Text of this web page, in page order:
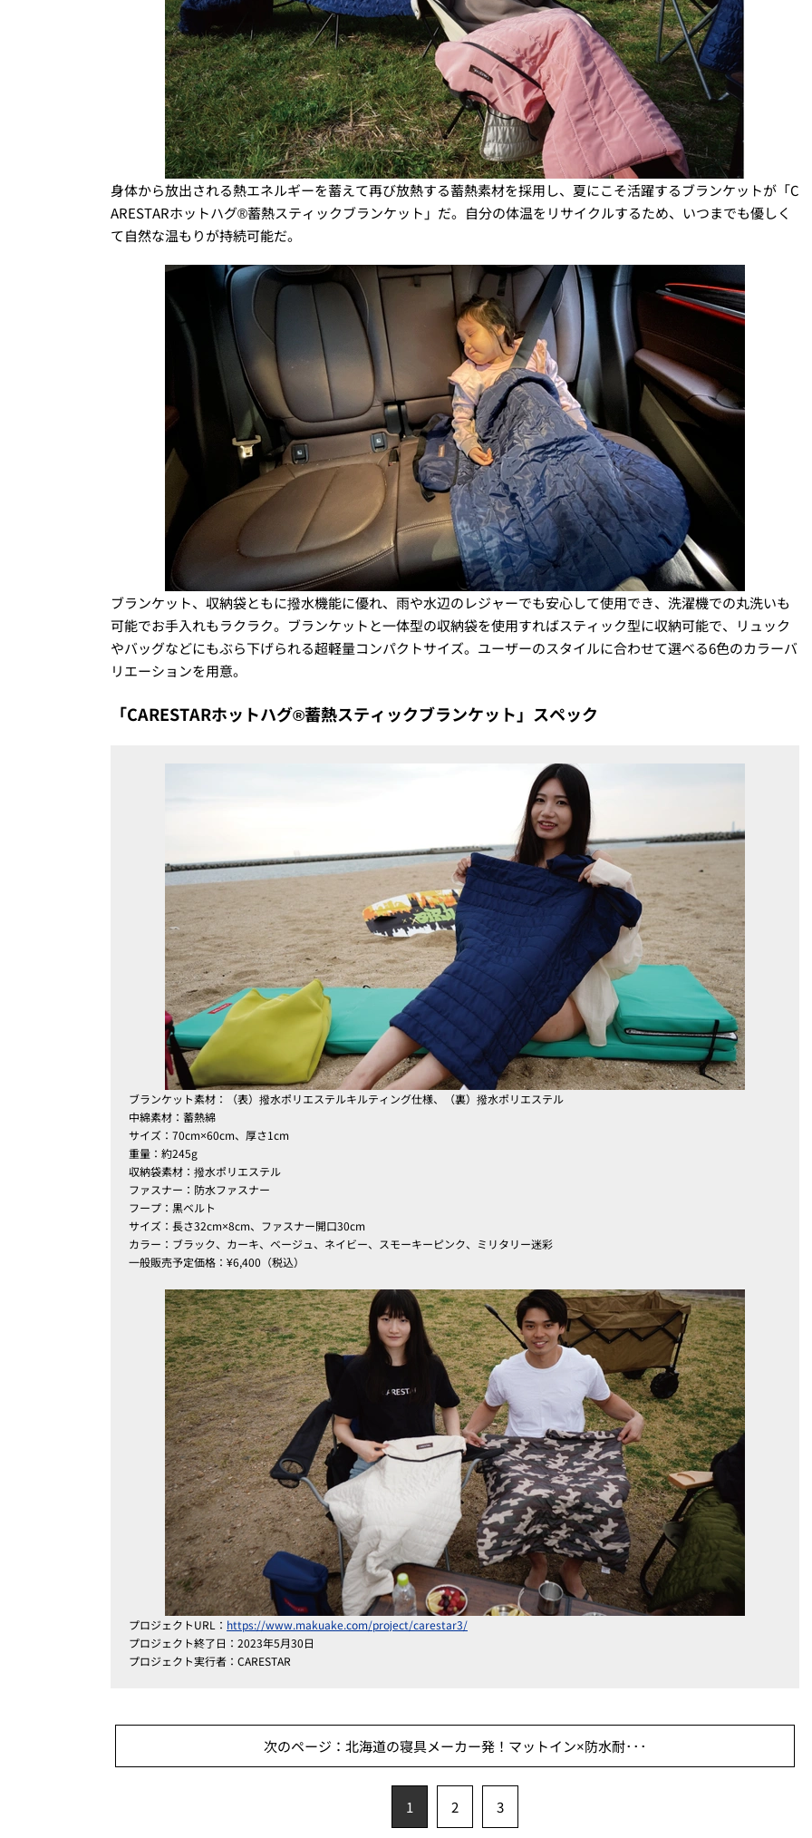
身体から放出される熱エネルギーを蓄えて再び放熱する蓄熱素材を採用し、夏にこそ活躍するブランケットが「C
ARESTARホットハグ®蓄熱スティックブランケット」だ。自分の体温をリサイクルするため、いつまでも優しく
て自然な温もりが持続可能だ。
ブランケット、収納袋ともに撥水機能に優れ、雨や水辺のレジャーでも安心して使用でき、洗濯機での丸洗いも
可能でお手入れもラクラク。ブランケットと一体型の収納袋を使用すればスティック型に収納可能で、リュック
やバッグなどにもぶら下げられる超軽量コンパクトサイズ。ユーザーのスタイルに合わせて選べる6色のカラーバ
リエーションを用意。
「CARESTARホットハグ®蓄熱スティックブランケット」スペック
ブランケット素材：（表）撥水ポリエステルキルティング仕様、（裏）撥水ポリエステル
中綿素材：蓄熱綿
サイズ：70cm×60cm、厚さ1cm
重量：約245g
収納袋素材：撥水ポリエステル
ファスナー：防水ファスナー
フープ：黒ベルト
サイズ：長さ32cm×8cm、ファスナー開口30cm
カラー：ブラック、カーキ、ベージュ、ネイビー、スモーキーピンク、ミリタリー迷彩
一般販売予定価格：¥6,400（税込）
プロジェクトURL： https://www.makuake.com/project/carestar3/
プロジェクト終了日：2023年5月30日
プロジェクト実行者：CARESTAR
次のページ：北海道の寝具メーカー発！マットイン×防水耐･･･
1 2 3